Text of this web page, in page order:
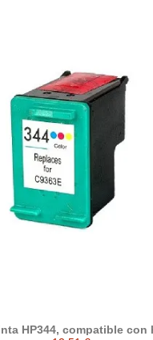
HP344, compatible con